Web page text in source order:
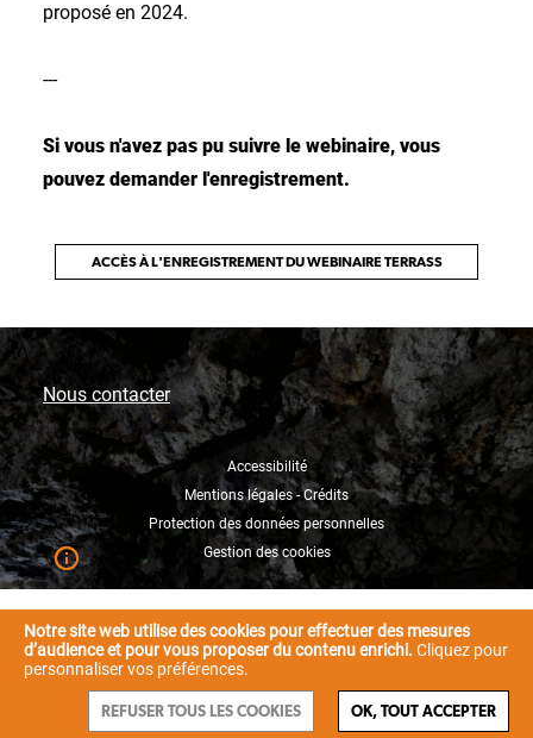
proposé en 2024.
---
Si vous n'avez pas pu suivre le webinaire, vous
pouvez demander l'enregistrement.
ACCÈS À L'ENREGISTREMENT DU WEBINAIRE TERRASS
Nous contacter
Accessibilité
Mentions légales - Crédits
Protection des données personnelles
Gestion des cookies
Notre site web utilise des cookies pour effectuer des mesures
d’audience et pour vous proposer du contenu enrichi. Cliquez pour
personnaliser vos préférences.
OK, TOUT ACCEPTER
REFUSER TOUS LES COOKIES